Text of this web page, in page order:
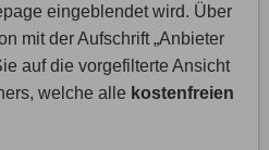
eingeblendet wird. Über
mit der Aufschrift „Anbieter
auf die vorgefilterte Ansicht
welche alle kostenfreien